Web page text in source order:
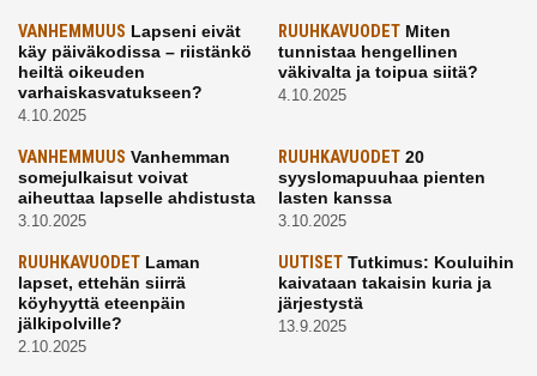
VANHEMMUUS Lapseni eivät
käy päiväkodissa – riistänkö
heiltä oikeuden
varhaiskasvatukseen?
4.10.2025
RUUHKAVUODETMiten
tunnistaa hengellinen
väkivalta ja toipua siitä?
4.10.2025
VANHEMMUUS Vanhemman
somejulkaisut voivat
aiheuttaa lapselle ahdistusta
3.10.2025
RUUHKAVUODET20
syyslomapuuhaa pienten
lasten kanssa
3.10.2025
RUUHKAVUODET Laman
lapset, ettehän siirrä
köyhyyttä eteenpäin
jälkipolville?
2.10.2025
UUTISETTutkimus: Kouluihin
kaivataan takaisin kuria ja
järjestystä
13.9.2025